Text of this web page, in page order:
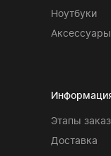
Ноутбуки
Аксессуары
Этапы
Доставка